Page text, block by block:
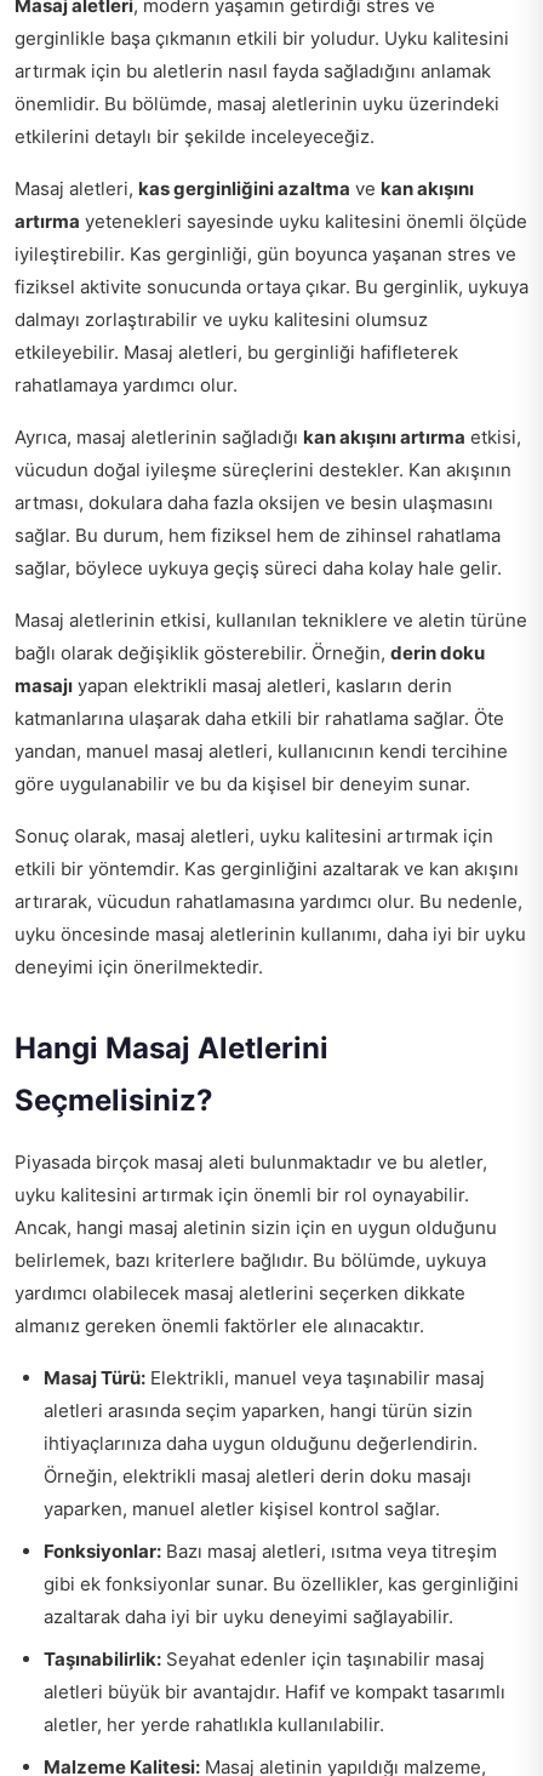
Masaj aletleri, modern yaşamın getirdiği stres ve
gerginlikle başa çıkmanın etkili bir yoludur. Uyku kalitesini
artırmak için bu aletlerin nasıl fayda sağladığını anlamak
önemlidir. Bu bölümde, masaj aletlerinin uyku üzerindeki
etkilerini detaylı bir şekilde inceleyeceğiz.
Masaj aletleri, kas gerginliğini azaltma ve kan akışını
artırma yetenekleri sayesinde uyku kalitesini önemli ölçüde
iyileştirebilir. Kas gerginliği, gün boyunca yaşanan stres ve
fiziksel aktivite sonucunda ortaya çıkar. Bu gerginlik, uykuya
dalmayı zorlaştırabilir ve uyku kalitesini olumsuz
etkileyebilir. Masaj aletleri, bu gerginliği hafifleterek
rahatlamaya yardımcı olur.
Ayrıca, masaj aletlerinin sağladığı kan akışını artırma etkisi,
vücudun doğal iyileşme süreçlerini destekler. Kan akışının
artması, dokulara daha fazla oksijen ve besin ulaşmasını
sağlar. Bu durum, hem fiziksel hem de zihinsel rahatlama
sağlar, böylece uykuya geçiş süreci daha kolay hale gelir.
Masaj aletlerinin etkisi, kullanılan tekniklere ve aletin türüne
bağlı olarak değişiklik gösterebilir. Örneğin, derin doku
masajı yapan elektrikli masaj aletleri, kasların derin
katmanlarına ulaşarak daha etkili bir rahatlama sağlar. Öte
yandan, manuel masaj aletleri, kullanıcının kendi tercihine
göre uygulanabilir ve bu da kişisel bir deneyim sunar.
Sonuç olarak, masaj aletleri, uyku kalitesini artırmak için
etkili bir yöntemdir. Kas gerginliğini azaltarak ve kan akışını
artırarak, vücudun rahatlamasına yardımcı olur. Bu nedenle,
uyku öncesinde masaj aletlerinin kullanımı, daha iyi bir uyku
deneyimi için önerilmektedir.
Hangi Masaj Aletlerini
Seçmelisiniz?
Piyasada birçok masaj aleti bulunmaktadır ve bu aletler,
uyku kalitesini artırmak için önemli bir rol oynayabilir.
Ancak, hangi masaj aletinin sizin için en uygun olduğunu
belirlemek, bazı kriterlere bağlıdır. Bu bölümde, uykuya
yardımcı olabilecek masaj aletlerini seçerken dikkate
almanız gereken önemli faktörler ele alınacaktır.
Masaj Türü: Elektrikli, manuel veya taşınabilir masaj
aletleri arasında seçim yaparken, hangi türün sizin
ihtiyaçlarınıza daha uygun olduğunu değerlendirin.
Örneğin, elektrikli masaj aletleri derin doku masajı
yaparken, manuel aletler kişisel kontrol sağlar.
Fonksiyonlar: Bazı masaj aletleri, ısıtma veya titreşim
gibi ek fonksiyonlar sunar. Bu özellikler, kas gerginliğini
azaltarak daha iyi bir uyku deneyimi sağlayabilir.
Taşınabilirlik: Seyahat edenler için taşınabilir masaj
aletleri büyük bir avantajdır. Hafif ve kompakt tasarımlı
aletler, her yerde rahatlıkla kullanılabilir.
Malzeme Kalitesi: Masaj aletinin yapıldığı malzeme,